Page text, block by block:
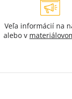
Veľa informácií na
alebo v